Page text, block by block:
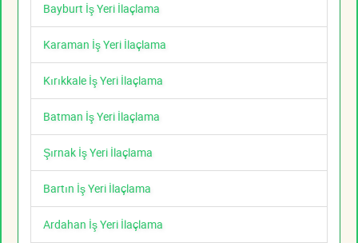
Bayburt İş Yeri İlaçlama
Karaman İş Yeri İlaçlama
Kırıkkale İş Yeri İlaçlama
Batman İş Yeri İlaçlama
Şırnak İş Yeri İlaçlama
Bartın İş Yeri İlaçlama
Ardahan İş Yeri İlaçlama